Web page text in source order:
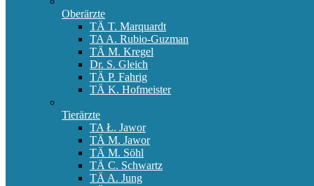
Oberärzte
TÄ T. Marquardt
TA A. Rubio-Guzman
TÄ M. Kregel
Dr. S. Gleich
TÄ P. Fahrig
TÄ K. Hofmeister
Tierärzte
TA Ł. Jawor
TÄ M. Jawor
TÄ M. Söhl
TÄ C. Schwartz
TÄ A. Jung